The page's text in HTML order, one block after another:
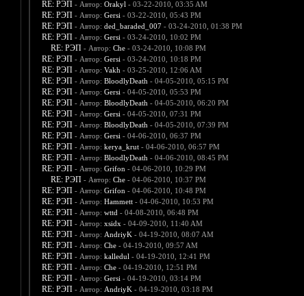
RE: РЭП - Автор: Orakyl - 03-22-2010, 03:35 AM
RE: РЭП - Автор: Gersi - 03-22-2010, 05:43 PM
RE: РЭП - Автор: ded_baraded_007- 03-24-2010, 01:38 PM
RE: РЭП - Автор: Gersi - 03-24-2010, 10:02 PM
RE: РЭП - Автор: Che- 03-24-2010, 10:08 PM
RE: РЭП - Автор: Gersi - 03-24-2010, 10:18 PM
RE: РЭП - Автор: Vakh - 03-25-2010, 12:06 AM
RE: РЭП - Автор: BloodlyDeath - 04-05-2010, 05:15 PM
RE: РЭП - Автор: Gersi - 04-05-2010, 05:53 PM
RE: РЭП - Автор: BloodlyDeath - 04-05-2010, 06:20 PM
RE: РЭП - Автор: Gersi - 04-05-2010, 07:31 PM
RE: РЭП - Автор: BloodlyDeath - 04-05-2010, 07:39 PM
RE: РЭП - Автор: Gersi - 04-06-2010, 06:37 PM
RE: РЭП - Автор: kerya_krut- 04-06-2010, 06:57 PM
RE: РЭП - Автор: BloodlyDeath - 04-06-2010, 08:45 PM
RE: РЭП - Автор: Grifon - 04-06-2010, 10:29 PM
RE: РЭП - Автор: Che- 04-06-2010, 10:37 PM
RE: РЭП - Автор: Grifon - 04-06-2010, 10:48 PM
RE: РЭП - Автор: Hammett- 04-06-2010, 10:53 PM
RE: РЭП - Автор: wttd - 04-08-2010, 06:48 PM
RE: РЭП - Автор: xsidx - 04-09-2010, 11:40 AM
RE: РЭП - Автор: AndriyK- 04-19-2010, 08:07 AM
RE: РЭП - Автор: Che- 04-19-2010, 09:57 AM
RE: РЭП - Автор: kalledul - 04-19-2010, 12:41 PM
RE: РЭП - Автор: Che- 04-19-2010, 12:51 PM
RE: РЭП - Автор: Gersi - 04-19-2010, 03:14 PM
RE: РЭП - Автор: AndriyK- 04-19-2010, 03:18 PM